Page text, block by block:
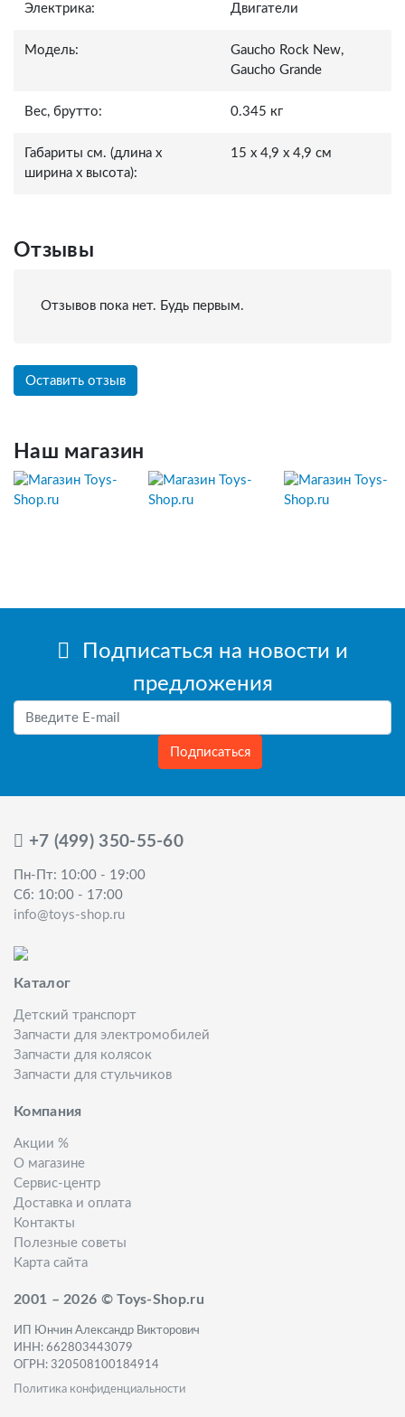
Электрика: Двигатели
Модель:
Gaucho Rock New,
Gaucho Grande
Вес, брутто: 0.345 кг
Габариты см. (длина x
ширина x высота):
15 x 4,9 x 4,9 см
Отзывы
Отзывов пока нет. Будь первым.
Оставить отзыв
Наш магазин
Подписаться на новости и
предложения
Подписаться
+7 (499) 350-55-60
Пн-Пт: 10:00 - 19:00
Сб: 10:00 - 17:00
info@toys-shop.ru
Каталог
Детский транспорт
Запчасти для электромобилей
Запчасти для колясок
Запчасти для стульчиков
Компания
Акции %
О магазине
Сервис-центр
Доставка и оплата
Контакты
Полезные советы
Карта сайта
2001 – 2026 © Toys-Shop.ru
ИП Юнчин Александр Викторович
ИНН: 662803443079
ОГРН: 320508100184914
Политика конфиденциальности